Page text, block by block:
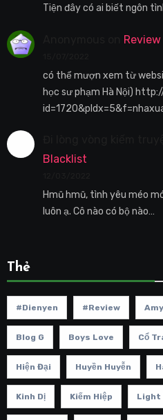
Tiện đây có ai biết ngôn
có thể mượn xem từ
học sư phạm Hà Nội)
Blacklist
Hmũ hmũ, tình yêu méo
luôn ạ. Cô nào có bộ nào…
Thẻ
#dienyen #review
Blog G Boys Love Cổ
Hiện Đại Huyền Huyễn
Kinh Dị Kiếm Hiệp Light